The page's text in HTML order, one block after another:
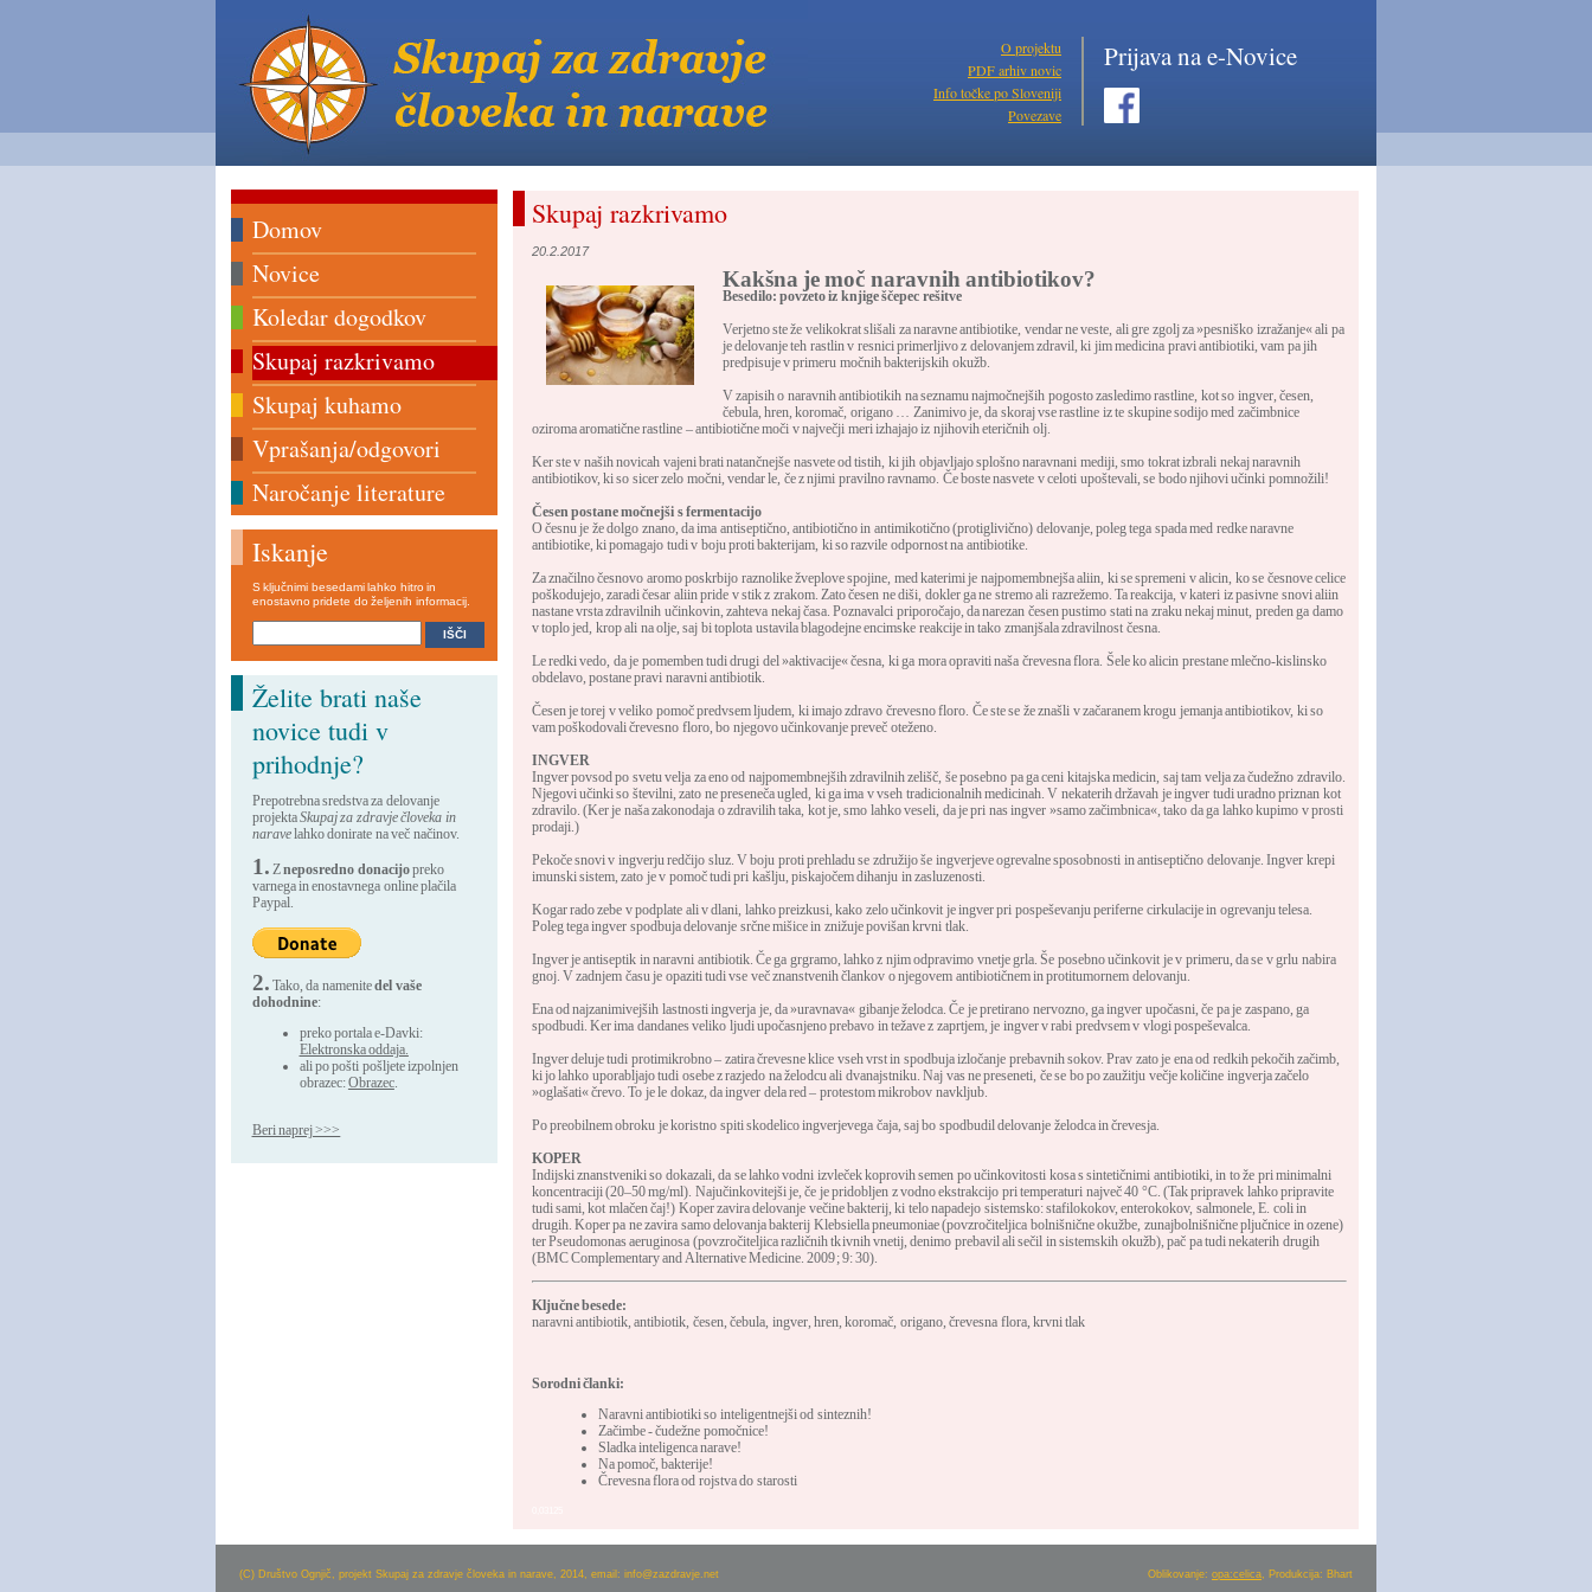
O projektu
PDF arhiv novic
Info točke po Sloveniji
Povezave
Prijava na e-Novice
Skupaj razkrivamo
20.2.2017
Kakšna je moč naravnih antibiotikov?
Besedilo: povzeto iz knjige ščepec rešitve
Verjetno ste že velikokrat slišali za naravne antibiotike, vendar ne veste, ali gre zgolj za »pesniško izražanje« ali pa
je delovanje teh rastlin v resnici primerljivo z delovanjem zdravil, ki jim medicina pravi antibiotiki, vam pa jih
predpisuje v primeru močnih bakterijskih okužb.
V zapisih o naravnih antibiotikih na seznamu najmočnejših pogosto zasledimo rastline, kot so ingver, česen,
čebula, hren, koromač, origano … Zanimivo je, da skoraj vse rastline iz te skupine sodijo med začimbnice
oziroma aromatične rastline – antibiotične moči v največji meri izhajajo iz njihovih eteričnih olj.
Ker ste v naših novicah vajeni brati natančnejše nasvete od tistih, ki jih objavljajo splošno naravnani mediji, smo tokrat izbrali nekaj naravnih
antibiotikov, ki so sicer zelo močni, vendar le, če z njimi pravilno ravnamo. Če boste nasvete v celoti upoštevali, se bodo njihovi učinki pomnožili!
Česen postane močnejši s fermentacijo
O česnu je že dolgo znano, da ima antiseptično, antibiotično in antimikotično (protiglivično) delovanje, poleg tega spada med redke naravne
antibiotike, ki pomagajo tudi v boju proti bakterijam, ki so razvile odpornost na antibiotike.
Za značilno česnovo aromo poskrbijo raznolike žveplove spojine, med katerimi je najpomembnejša aliin, ki se spremeni v alicin, ko se česnove celice
poškodujejo, zaradi česar aliin pride v stik z zrakom. Zato česen ne diši, dokler ga ne stremo ali razrežemo. Ta reakcija, v kateri iz pasivne snovi aliin
nastane vrsta zdravilnih učinkovin, zahteva nekaj časa. Poznavalci priporočajo, da narezan česen pustimo stati na zraku nekaj minut, preden ga damo
v toplo jed, krop ali na olje, saj bi toplota ustavila blagodejne encimske reakcije in tako zmanjšala zdravilnost česna.
Le redki vedo, da je pomemben tudi drugi del »aktivacije« česna, ki ga mora opraviti naša črevesna flora. Šele ko alicin prestane mlečno-kislinsko
obdelavo, postane pravi naravni antibiotik.
Česen je torej v veliko pomoč predvsem ljudem, ki imajo zdravo črevesno floro. Če ste se že znašli v začaranem krogu jemanja antibiotikov, ki so
vam poškodovali črevesno floro, bo njegovo učinkovanje preveč oteženo.
INGVER
Ingver povsod po svetu velja za eno od najpomembnejših zdravilnih zelišč, še posebno pa ga ceni kitajska medicin, saj tam velja za čudežno zdravilo.
Njegovi učinki so številni, zato ne preseneča ugled, ki ga ima v vseh tradicionalnih medicinah. V nekaterih državah je ingver tudi uradno priznan kot
zdravilo. (Ker je naša zakonodaja o zdravilih taka, kot je, smo lahko veseli, da je pri nas ingver »samo začimbnica«, tako da ga lahko kupimo v prosti
prodaji.)
Pekoče snovi v ingverju redčijo sluz. V boju proti prehladu se združijo še ingverjeve ogrevalne sposobnosti in antiseptično delovanje. Ingver krepi
imunski sistem, zato je v pomoč tudi pri kašlju, piskajočem dihanju in zasluzenosti.
Kogar rado zebe v podplate ali v dlani, lahko preizkusi, kako zelo učinkovit je ingver pri pospeševanju periferne cirkulacije in ogrevanju telesa.
Poleg tega ingver spodbuja delovanje srčne mišice in znižuje povišan krvni tlak.
Ingver je antiseptik in naravni antibiotik. Če ga grgramo, lahko z njim odpravimo vnetje grla. Še posebno učinkovit je v primeru, da se v grlu nabira
gnoj. V zadnjem času je opaziti tudi vse več znanstvenih člankov o njegovem antibiotičnem in protitumornem delovanju.
Ena od najzanimivejših lastnosti ingverja je, da »uravnava« gibanje želodca. Če je pretirano nervozno, ga ingver upočasni, če pa je zaspano, ga
spodbudi. Ker ima dandanes veliko ljudi upočasnjeno prebavo in težave z zaprtjem, je ingver v rabi predvsem v vlogi pospeševalca.
Ingver deluje tudi protimikrobno – zatira črevesne klice vseh vrst in spodbuja izločanje prebavnih sokov. Prav zato je ena od redkih pekočih začimb,
ki jo lahko uporabljajo tudi osebe z razjedo na želodcu ali dvanajstniku. Naj vas ne preseneti, če se bo po zaužitju večje količine ingverja začelo
»oglašati« črevo. To je le dokaz, da ingver dela red – protestom mikrobov navkljub.
Po preobilnem obroku je koristno spiti skodelico ingverjevega čaja, saj bo spodbudil delovanje želodca in črevesja.
KOPER
Indijski znanstveniki so dokazali, da se lahko vodni izvleček koprovih semen po učinkovitosti kosa s sintetičnimi antibiotiki, in to že pri minimalni
koncentraciji (20–50 mg/ml). Najučinkovitejši je, če je pridobljen z vodno ekstrakcijo pri temperaturi največ 40 °C. (Tak pripravek lahko pripravite
tudi sami, kot mlačen čaj!) Koper zavira delovanje večine bakterij, ki telo napadejo sistemsko: stafilokokov, enterokokov, salmonele, E. coli in
drugih. Koper pa ne zavira samo delovanja bakterij Klebsiella pneumoniae (povzročiteljica bolnišnične okužbe, zunajbolnišnične pljučnice in ozene)
ter Pseudomonas aeruginosa (povzročiteljica različnih tkivnih vnetij, denimo prebavil ali sečil in sistemskih okužb), pač pa tudi nekaterih drugih
(BMC Complementary and Alternative Medicine. 2009; 9: 30).
Ključne besede:
naravni antibiotik,antibiotik, česen,čebula, ingver, hren,koromač, origano,črevesna flora, krvni tlak
Sorodni članki:
Naravni antibiotiki so inteligentnejši od sinteznih!
Začimbe - čudežne pomočnice!
Sladka inteligenca narave!
Na pomoč, bakterije!
Črevesna flora od rojstva do starosti
Domov
Novice
Koledar dogodkov
Skupaj razkrivamo
Skupaj kuhamo
Vprašanja/odgovori
Naročanje literature
Iskanje
S ključnimi besedami lahko hitro in
enostavno pridete do željenih informacij.
Želite brati naše
novice tudi v
prihodnje?
Prepotrebna sredstva za delovanje
projektaSkupaj za zdravje človeka in
naravelahko donirate na več načinov.
1. Zneposredno donacijopreko
varnega in enostavnega online plačila
Paypal.
2. Tako, da namenitedel vaše
dohodnine:
preko portala e-Davki:
Elektronska oddaja.
ali po pošti pošljete izpolnjen
obrazec:Obrazec.
Beri naprej >>>
Oblikovanje: opa:celica, Produkcija: Bhart
(C) Društvo Ognjič, projekt Skupaj za zdravje človeka in narave, 2014, email: info@zazdravje.net